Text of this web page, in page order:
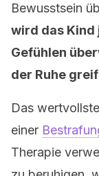
Bewusstsein
wird das Kind
Gefühlen
der Ruhe
Das
einer
Therapie